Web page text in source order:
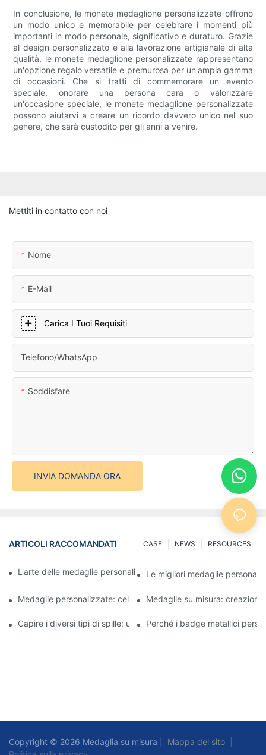
In conclusione, le monete medaglione personalizzate offrono
un modo unico e memorabile per celebrare i momenti più
importanti in modo personale, significativo e duraturo. Grazie
al design personalizzato e alla lavorazione artigianale di alta
qualità, le monete medaglione personalizzate rappresentano
un'opzione regalo versatile e premurosa per un'ampia gamma
di occasioni. Che si tratti di commemorare un evento
speciale, onorare una persona cara o valorizzare
un'occasione speciale, le monete medaglione personalizzate
possono aiutarvi a creare un ricordo davvero unico nel suo
genere, che sarà custodito per gli anni a venire.
Mettiti in contatto con noi
Nome
E-Mail
Carica I Tuoi Requisiti
Telefono/WhatsApp
Soddisfare
INVIA DOMANDA ORA
ARTICOLI RACCOMANDATI RESOURCES
NEWS
CASE
L'arte delle medaglie personalizzate: creare premi che ispirano
Le migliori medaglie
Medaglie personalizzate: celebrare i successi con stile
Medaglie su misura:
Capire i diversi tipi di spille: una guida completa
Perché i badge metallici
Copyright © 2026 Medaglia su misura | Mappa del sito